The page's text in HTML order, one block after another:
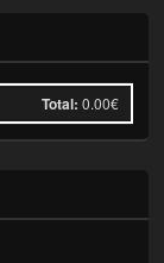
Total: 0.00€